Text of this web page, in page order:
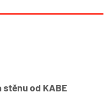
od KABE